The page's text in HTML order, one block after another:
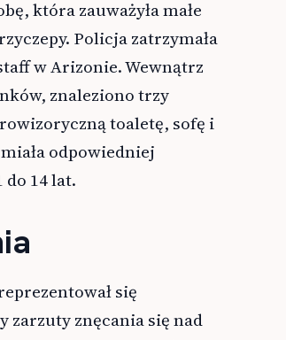
która zauważyła małe
Policja zatrzymała
w Arizonie. Wewnątrz
znaleziono trzy
toaletę, sofę i
odpowiedniej
14 lat.
się
zarzuty znęcania się nad